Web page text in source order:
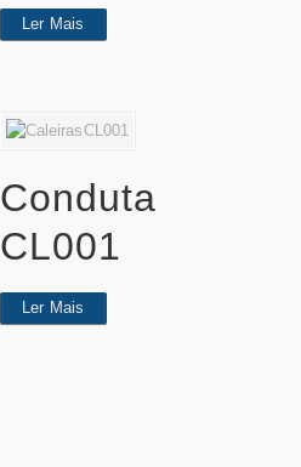
Ler Mais
Conduta
CL001
Ler Mais